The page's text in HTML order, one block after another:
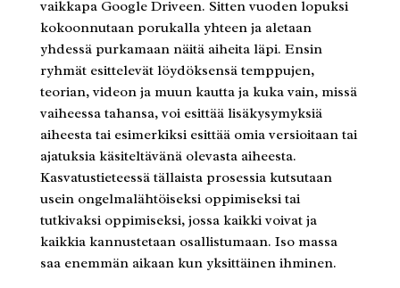
vaikkapa Google Driveen. Sitten vuoden lopuksi
kokoonnutaan porukalla yhteen ja aletaan
yhdessä purkamaan näitä aiheita läpi. Ensin
ryhmät esittelevät löydöksensä temppujen,
teorian, videon ja muun kautta ja kuka vain, missä
vaiheessa tahansa, voi esittää lisäkysymyksiä
aiheesta tai esimerkiksi esittää omia versioitaan tai
ajatuksia käsiteltävänä olevasta aiheesta.
Kasvatustieteessä tällaista prosessia kutsutaan
usein ongelmalähtöiseksi oppimiseksi tai
tutkivaksi oppimiseksi, jossa kaikki voivat ja
kaikkia kannustetaan osallistumaan. Iso massa
saa enemmän aikaan kun yksittäinen ihminen.